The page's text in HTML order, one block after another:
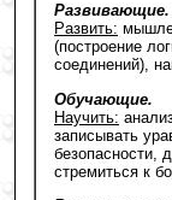
Развивающие.
Развить:
(построение
соединений),
Обучающие.
Научить:
записывать
безопасности,
стремиться к